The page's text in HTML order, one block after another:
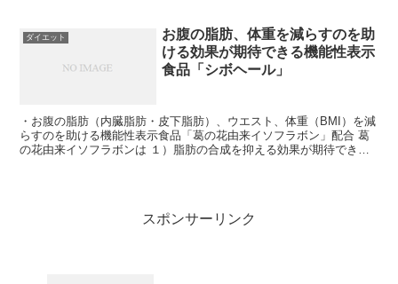
ダイエット
お腹の脂肪、体重を減らすのを助
ける効果が期待できる機能性表示
食品「シボヘール」
・お腹の脂肪（内臓脂肪・皮下脂肪）、ウエスト、体重（BMI）を減
らすのを助ける機能性表示食品「葛の花由来イソフラボン」配合 葛
の花由来イソフラボンは １）脂肪の合成を抑える効果が期待できる
スポンサーリンク